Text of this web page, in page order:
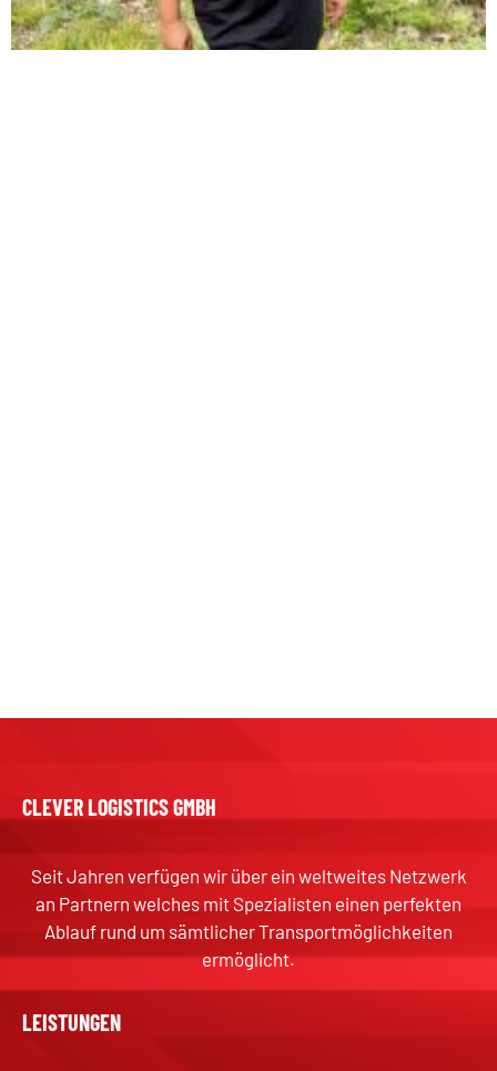
CLEVER LOGISTICS GMBH
Seit Jahren verfügen wir über ein weltweites Netzwerk
an Partnern welches mit Spezialisten einen perfekten
Ablauf rund um sämtlicher Transportmöglichkeiten
ermöglicht.
LEISTUNGEN